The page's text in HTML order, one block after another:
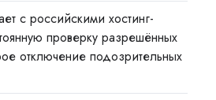
с российскими хостинг-
проверку разрешённых
отключение подозрительных